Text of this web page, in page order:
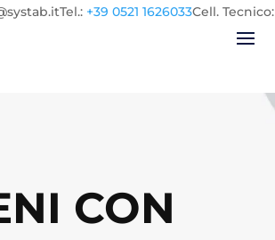
Cell. Tecnico:
Tel.: +39 0521 1626033
CON